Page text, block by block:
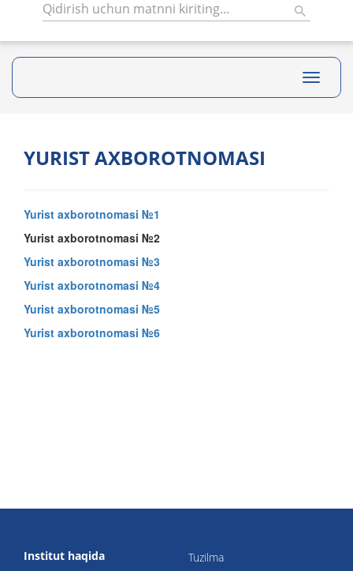
Toggle
YURIST AXBOROTNOMASI
Yurist axborotnomasi №1
Yurist axborotnomasi №2
Yurist axborotnomasi №3
Yurist axborotnomasi №4
Yurist axborotnomasi №5
Yurist axborotnomasi №6
Institut haqida Tuzilma